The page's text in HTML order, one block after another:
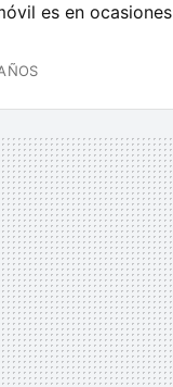
es en ocasiones